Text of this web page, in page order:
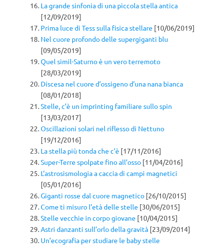
La grande sinfonia di una piccola stella antica
[12/09/2019]
Prima luce di Tess sulla fisica stellare [10/06/2019]
Nel cuore profondo delle supergiganti blu
[09/05/2019]
Quel simil-Saturno è un vero terremoto
[28/03/2019]
Discesa nel cuore d’ossigeno d’una nana bianca
[08/01/2018]
Stelle, c’è un imprinting familiare sullo spin
[13/03/2017]
Oscillazioni solari nel riflesso di Nettuno
[19/12/2016]
La stella più tonda che c’è [17/11/2016]
Super-Terre spolpate fino all’osso [11/04/2016]
L’astrosismologia a caccia di campi magnetici
[05/01/2016]
Giganti rosse dal cuore magnetico [26/10/2015]
Come ti misuro l’età delle stelle [30/06/2015]
Stelle vecchie in corpo giovane [10/04/2015]
Astri danzanti sull’orlo della gravità [23/09/2014]
Un’ecografia per studiare le baby stelle